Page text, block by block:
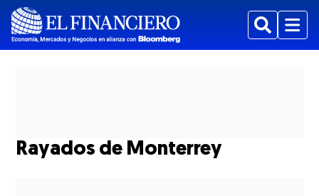
BuscarMenu
Rayados de Monterrey